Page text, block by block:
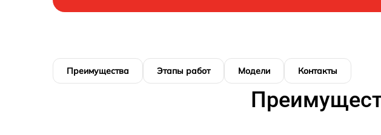
Преимущества Этапы работ Модели Контакты